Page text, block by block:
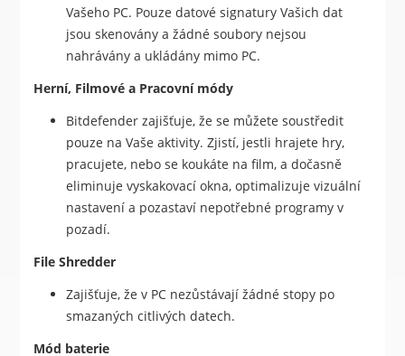
Vašeho PC. Pouze datové signatury Vašich dat
jsou skenovány a žádné soubory nejsou
nahrávány a ukládány mimo PC.
Herní, Filmové a Pracovní módy
Bitdefender zajišťuje, že se můžete soustředit
pouze na Vaše aktivity. Zjistí, jestli hrajete hry,
pracujete, nebo se koukáte na film, a dočasně
eliminuje vyskakovací okna, optimalizuje vizuální
nastavení a pozastaví nepotřebné programy v
pozadí.
File Shredder
Zajišťuje, že v PC nezůstávají žádné stopy po
smazaných citlivých datech.
Mód baterie